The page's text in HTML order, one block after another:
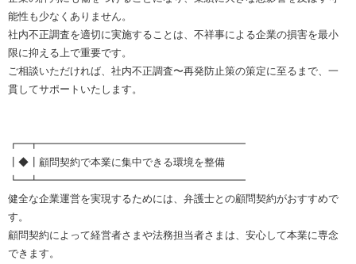
能性も少なくありません。
社内不正調査を適切に実施することは、不祥事による企業の損害を最小
限に抑える上で重要です。
ご相談いただければ、社内不正調査〜再発防止策の策定に至るまで、一
貫してサポートいたします。
┏━┳━━━━━━━━━━━━━━━━━━━━
┃◆┃顧問契約で本業に集中できる環境を整備
┗━┻━━━━━━━━━━━━━━━━━━━━
健全な企業運営を実現するためには、弁護士との顧問契約がおすすめで
す。
顧問契約によって経営者さまや法務担当者さまは、安心して本業に専念
できます。